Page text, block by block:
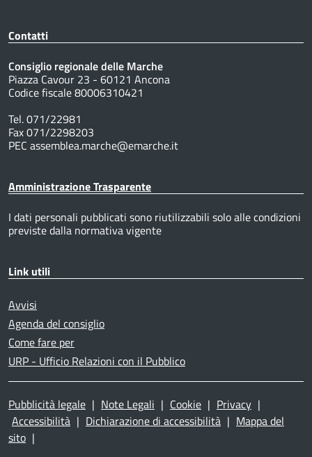
Contatti
Consiglio regionale delle Marche
Piazza Cavour 23 - 60121 Ancona
Codice fiscale 80006310421
Tel. 071/22981
Fax 071/2298203
PEC assemblea.marche@emarche.it
Amministrazione Trasparente
I dati personali pubblicati sono riutilizzabili solo alle condizioni
previste dalla normativa vigente
Link utili
Avvisi
Agenda del consiglio
Come fare per
URP - Ufficio Relazioni con il Pubblico
Pubblicità legale | Note Legali | Cookie | Privacy |
Accessibilità | Dichiarazione di accessibilità | Mappa del
sito |